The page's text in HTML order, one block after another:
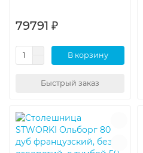
79791 ₽
В корзину
Быстрый заказ